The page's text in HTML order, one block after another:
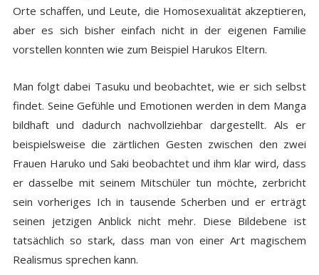
Orte schaffen, und Leute, die Homosexualität akzeptieren,
aber es sich bisher einfach nicht in der eigenen Familie
vorstellen konnten wie zum Beispiel Harukos Eltern.
Man folgt dabei Tasuku und beobachtet, wie er sich selbst
findet. Seine Gefühle und Emotionen werden in dem Manga
bildhaft und dadurch nachvollziehbar dargestellt. Als er
beispielsweise die zärtlichen Gesten zwischen den zwei
Frauen Haruko und Saki beobachtet und ihm klar wird, dass
er dasselbe mit seinem Mitschüler tun möchte, zerbricht
sein vorheriges Ich in tausende Scherben und er erträgt
seinen jetzigen Anblick nicht mehr. Diese Bildebene ist
tatsächlich so stark, dass man von einer Art magischem
Realismus sprechen kann.